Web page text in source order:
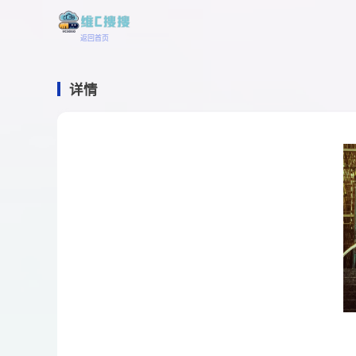
返回首页
详情